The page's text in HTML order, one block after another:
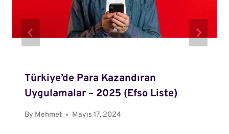
Türkiye’de Para Kazandıran
Uygulamalar – 2025 (Efso Liste)
By Mehmet Mayıs 17, 2024